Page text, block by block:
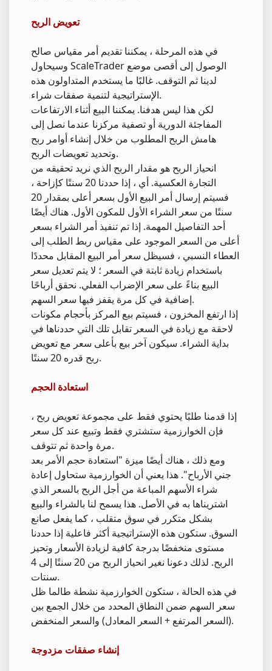
تعويض الربح
في هذه المرحلة ، يمكننا تقديم أمر مقياس صالح
وسيحاول ScaleTrader الوصول إلى أقصى موضع
لدينا ثم التوقف. غالبًا ما يستخدم المتداولون هذه
الإستراتيجية لتنمية صفقات شراء.
لكن هذا ليس هدفنا. يمكننا البيع أثناء الارتفاعات
المفاجئة الدورية أو تصفية مركزنا عندما نصل إلى
هامش الربح المطلوب من خلال إنشاء أوامر ربح
وتحديد تعويضات الربح.
انحياز الربح هو مقدار الربح الذي نريد تحقيقه من
التجارة العكسية. أي ، إذا حددنا 20 سنتًا كإزاحة ،
فسيتم إرسال أمر البيع الأول بسعر أعلى بمقدار 20
سنتًا من سعر الشراء الأول للمكون الأول. هناك أيضًا
أحد التفاصيل المهمة. إذا تم تنفيذ أمر الشراء بسعر
أعلى من السعر الموجود على مقياس ربط الطلب إلى
العطاء النسبي ، فسيظل سعر أمر البيع المقابل محددًا
باستخدام زيادة ثابتة في السعر ؛ لا يتم تعديل سعر
البيع بناءً على سعر الإضراب الفعلي. نحقق أرباحًا
إضافية في كل مرة يقفز فيها سعر السهم.
إذا ارتفع المخزون ، فسيتم بيع المركز بأحجام مكونات
لاحقة مع زيادة في السعر تقابل تلك التي حددناها في
بداية الشراء. سيكون آخر بيع بأعلى سعر مع تعويض
ربح قدره 20 سنتًا.
استعادة الحجم
إذا قدمنا طلبًا يحتوي فقط على مجموعة تعويض ربح ،
فإن الخوارزمية ستشتري فقط وتبيع عند كل سعر
مرة واحدة ثم تتوقف.
ومع ذلك ، هناك أيضًا ميزة "استعادة حجم الأمر بعد
جني الأرباح". هذا يعني أن الخوارزمية ستحاول إعادة
شراء الأسهم المباعة من أجل الربح بالسعر الذي
اشتريناها به في الأصل. هذا يسمح لنا بالشراء والبيع
بشكل متكرر في سوق متقلب ، كما يفعل صانع
السوق. ستكون هذه الإستراتيجية أكثر فاعلية إذا حددنا
مستوى منخفضًا بدرجة كافية لزيادة الأسعار وتحيز
الربح. لذلك دعونا نغير انحياز الربح من 20 سنتًا إلى 4
سنتات.
في هذه الحالة ، ستكون الخوارزمية نشطة طالما ظل
سعر السهم ضمن النطاق المحدد من خلال الجمع بين
(السعر المرتفع + السعر المعادل) والسعر المنخفض.
إنشاء صفقات مزدوجة